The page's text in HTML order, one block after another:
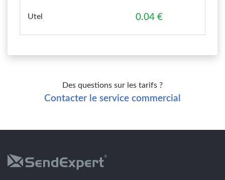
Utel 0.04 €
Des questions sur les tarifs ?
Contacter le service commercial